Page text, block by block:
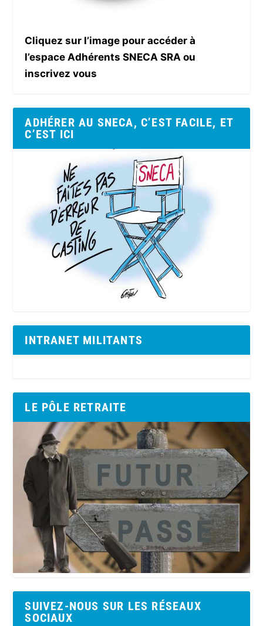
Cliquez sur l’image pour accéder à
l’espace Adhérents SNECA SRA ou
inscrivez vous
ADHÉRER AU SNECA, C’EST FACILE, ET
C’EST ICI
INTRANET MILITANTS
LE PÔLE RETRAITE
SUIVEZ-NOUS SUR LES RÉSEAUX
SOCIAUX